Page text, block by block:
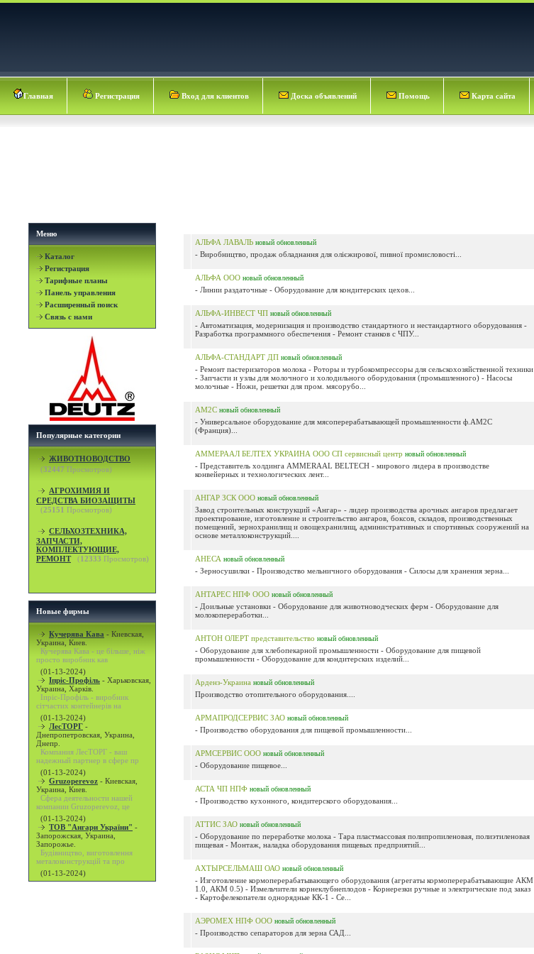
Главная Регистрация Вход для клиентов Доска объявлений Помощь Карта сайта
Меню
Каталог
Регистрация
Тарифные планы
Панель управления
Расширенный поиск
Связь с нами
Популярные категории
ЖИВОТНОВОДСТВО
(32447 Просмотров)
АГРОХИМИЯ И
СРЕДСТВА БИОЗАЩИТЫ
(25151 Просмотров)
СЕЛЬХОЗТЕХНИКА,
ЗАПЧАСТИ,
КОМПЛЕКТУЮЩИЕ,
РЕМОНТ
(12333 Просмотров)
Новые фирмы
Кучерява Кава - Киевская,
Украина, Киев.
Кучерява Кава - це більше, ніж
просто виробник кав
(01-13-2024)
Іпріс-Профіль - Харьковская,
Украина, Харків.
Іпріс-Профіль - виробник
сітчастих контейнерів на
(01-13-2024)
ЛесТОРГ -
Днепропетровская, Украина,
Днепр.
Компания ЛесТОРГ - ваш
надежный партнер в сфере пр
(01-13-2024)
Gruzoperevoz - Киевская,
Украина, Киев.
Сфера деятельности нашей
компании Gruzoperevoz, це
(01-13-2024)
ТОВ "Ангари України" -
Запорожская, Украина,
Запорожье.
Будівництво, виготовлення
металоконструкцій та про
(01-13-2024)
АЛЬФА ЛАВАЛЬ новый обновленный
- Виробництво, продаж обладнання для олієжирової, пивної промисловості...
АЛЬФА ООО новый обновленный
- Линии раздаточные - Оборудование для кондитерских цехов...
АЛЬФА-ИНВЕСТ ЧП новый обновленный
- Автоматизация, модернизация и производство стандартного и нестандартного оборудования -
Разработка программного обеспечения - Ремонт станков с ЧПУ...
АЛЬФА-СТАНДАРТ ДП новый обновленный
- Ремонт пастеризаторов молока - Роторы и турбокомпрессоры для сельскохозяйственной техники
- Запчасти и узлы для молочного и холодильного оборудования (промышленного) - Насосы
молочные - Ножи, решетки для пром. мясорубо...
АМ2С новый обновленный
- Универсальное оборудование для мясоперерабатывающей промышленности ф.АМ2С
(Франция)...
АММЕРААЛ БЕЛТЕХ УКРАИНА ООО СП сервисный центр новый обновленный
- Представитель холдинга AMMERAAL BELTECH - мирового лидера в производстве
конвейерных и технологических лент...
АНГАР ЗСК ООО новый обновленный
Завод строительных конструкций «Ангар» - лидер производства арочных ангаров предлагает
проектирование, изготовление и строительство ангаров, боксов, складов, производственных
помещений, зернохранилищ и овощехранилищ, административных и спортивных сооружений на
основе металлоконструкций....
АНЕСА новый обновленный
- Зерносушилки - Производство мельничного оборудования - Силосы для хранения зерна...
АНТАРЕС НПФ ООО новый обновленный
- Доильные установки - Оборудование для животноводческих ферм - Оборудование для
молокопереработки...
АНТОН ОЛЕРТ представительство новый обновленный
- Оборудование для хлебопекарной промышленности - Оборудование для пищевой
промышленности - Оборудование для кондитерских изделий...
Арденз-Украина новый обновленный
Производство отопительного оборудования....
АРМАПРОДСЕРВИС ЗАО новый обновленный
- Производство оборудования для пищевой промышленности...
АРМСЕРВИС ООО новый обновленный
- Оборудование пищевое...
АСТА ЧП НПФ новый обновленный
- Производство кухонного, кондитерского оборудования...
АТТИС ЗАО новый обновленный
- Оборудование по переработке молока - Тара пластмассовая полипропиленовая, полиэтиленовая
пищевая - Монтаж, наладка оборудования пищевых предприятий...
АХТЫРСЕЛЬМАШ ОАО новый обновленный
- Изготовление кормоперерабатывающего оборудования (агрегаты кормоперерабатывающие АКМ
1.0, АКМ 0.5) - Измельчители корнеклубнеплодов - Корнерезки ручные и электрические под заказ
- Картофелекопатели однорядные КК-1 - Се...
АЭРОМЕХ НПФ ООО новый обновленный
- Производство сепараторов для зерна САД...